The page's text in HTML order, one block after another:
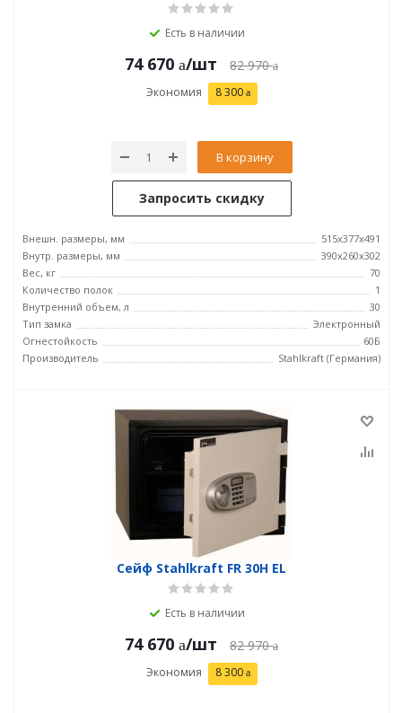
Есть в наличии
74 670 /шт 82 970
Экономия 8 300
В корзину
Запросить скидку
Внешн. размеры, мм
515x377x491
Внутр. размеры, мм
390x260x302
Вес, кг
70
Количество полок
1
Внутренний объем, л
30
Тип замка
Электронный
Огнестойкость
60Б
Производитель
Stahlkraft (Германия)
Сейф Stahlkraft FR 30H EL
Есть в наличии
74 670 /шт 82 970
Экономия 8 300